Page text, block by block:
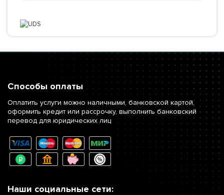
Способы оплаты
Оплатить услуги можно наличными, банковской картой,
оформить кредит или рассрочку, выполнить банковский
перевод для юридических лиц
Наши социальные сети: